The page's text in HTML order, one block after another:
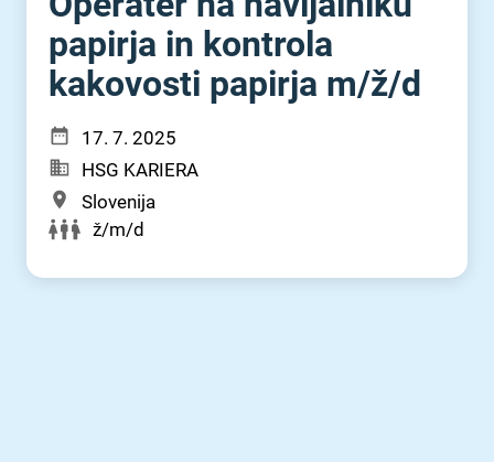
papirja in kontrola
kakovosti papirja m⁠/⁠ž⁠/⁠d
17. 7. 2025
HSG KARIERA
Slovenija
ž/m/d